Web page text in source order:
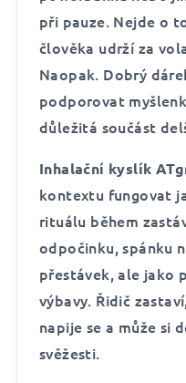
při pauze. Nejde o
člověka udrží za
Naopak. Dobrý
podporovat
důležitá součást
Inhalační kyslík
kontextu fungovat
rituálu během
odpočinku, spánku
přestávek, ale jako
výbavy. Řidič
napije se a může si
svěžesti.